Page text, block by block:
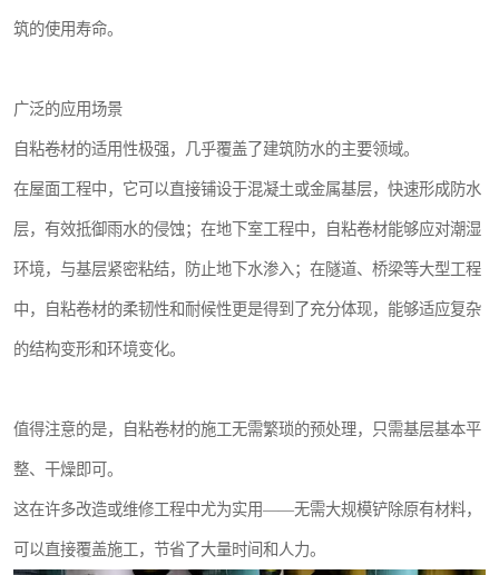
筑的使用寿命。
广泛的应用场景
自粘卷材的适用性极强，几乎覆盖了建筑防水的主要领域。
在屋面工程中，它可以直接铺设于混凝土或金属基层，快速形成防水
层，有效抵御雨水的侵蚀；在地下室工程中，自粘卷材能够应对潮湿
环境，与基层紧密粘结，防止地下水渗入；在隧道、桥梁等大型工程
中，自粘卷材的柔韧性和耐候性更是得到了充分体现，能够适应复杂
的结构变形和环境变化。
值得注意的是，自粘卷材的施工无需繁琐的预处理，只需基层基本平
整、干燥即可。
这在许多改造或维修工程中尤为实用——无需大规模铲除原有材料，
可以直接覆盖施工，节省了大量时间和人力。